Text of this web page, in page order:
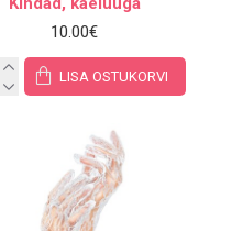
10.00€
LISA OSTUKORVI